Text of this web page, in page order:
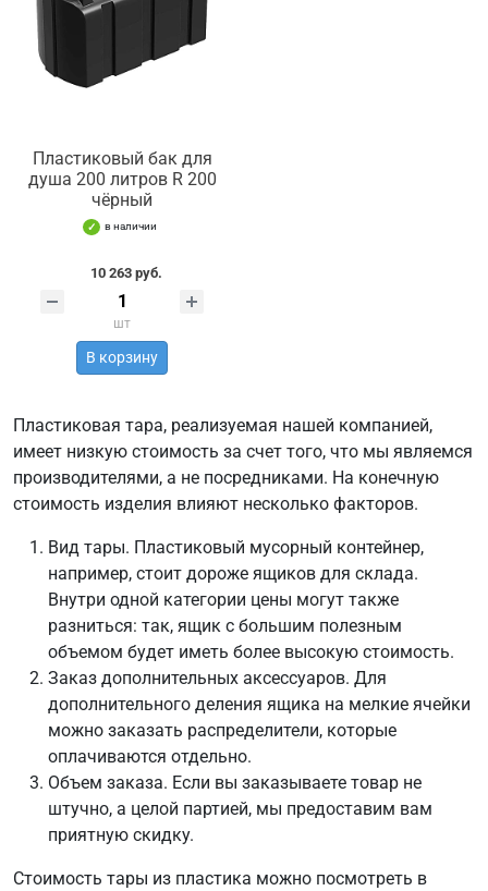
Пластиковый бак для
душа 200 литров R 200
чёрный
в наличии
10 263 руб.
шт
В корзину
Пластиковая тара, реализуемая нашей компанией,
имеет низкую стоимость за счет того, что мы являемся
производителями, а не посредниками. На конечную
стоимость изделия влияют несколько факторов.
Вид тары. Пластиковый мусорный контейнер,
например, стоит дороже ящиков для склада.
Внутри одной категории цены могут также
разниться: так, ящик с большим полезным
объемом будет иметь более высокую стоимость.
Заказ дополнительных аксессуаров. Для
дополнительного деления ящика на мелкие ячейки
можно заказать распределители, которые
оплачиваются отдельно.
Объем заказа. Если вы заказываете товар не
штучно, а целой партией, мы предоставим вам
приятную скидку.
Стоимость тары из пластика можно посмотреть в